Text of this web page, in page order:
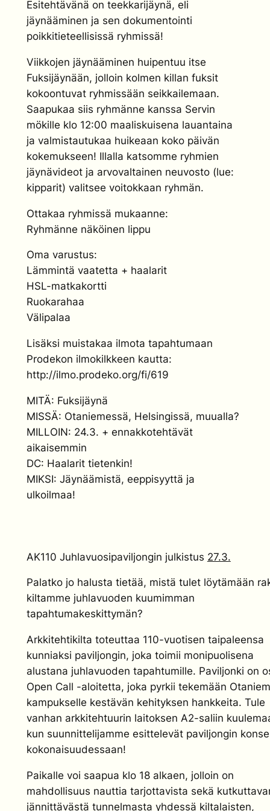
Esitehtävänä on teekkarijäynä, eli
jäynääminen ja sen dokumentointi
poikkitieteellisissä ryhmissä!
Viikkojen jäynääminen huipentuu itse
Fuksijäynään, jolloin kolmen killan fuksit
kokoontuvat ryhmissään seikkailemaan.
Saapukaa siis ryhmänne kanssa Servin
mökille klo 12:00 maaliskuisena lauantaina
ja valmistautukaa huikeaan koko päivän
kokemukseen! Illalla katsomme ryhmien
jäynävideot ja arvovaltainen neuvosto (lue:
kipparit) valitsee voitokkaan ryhmän.
Ottakaa ryhmissä mukaanne:
Ryhmänne näköinen lippu
Oma varustus:
Lämmintä vaatetta + haalarit
HSL-matkakortti
Ruokarahaa
Välipalaa
Lisäksi muistakaa ilmota tapahtumaan
Prodekon ilmokilkkeen kautta:
http://ilmo.prodeko.org/fi/619
MITÄ: Fuksijäynä
MISSÄ: Otaniemessä, Helsingissä, muualla?
MILLOIN: 24.3. + ennakkotehtävät
aikaisemmin
DC: Haalarit tietenkin!
MIKSI: Jäynäämistä, eeppisyyttä ja
ulkoilmaa!
AK110 Juhlavuosipaviljongin julkistus 27.3.
Palatko jo halusta tietää, mistä tulet löytämään
kiltamme juhlavuoden kuumimman
tapahtumakeskittymän?
Arkkitehtikilta toteuttaa 110-vuotisen taipaleensa
kunniaksi paviljongin, joka toimii monipuolisena
alustana juhlavuoden tapahtumille. Paviljonki on
Open Call -aloitetta, joka pyrkii tekemään
kampukselle kestävän kehityksen hankkeita. Tule
vanhan arkkitehtuurin laitoksen A2-saliin
kun suunnittelijamme esittelevät paviljongin
kokonaisuudessaan!
Paikalle voi saapua klo 18 alkaen, jolloin on
mahdollisuus nauttia tarjottavista sekä
jännittävästä tunnelmasta yhdessä kiltalaisten,